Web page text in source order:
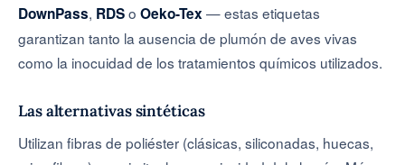
DownPass, RDSo Oeko-Tex — estas etiquetas
garantizan tanto la ausencia de plumón de aves vivas
como la inocuidad de los tratamientos químicos utilizados.
Las alternativas sintéticas
Utilizan fibras de poliéster (clásicas, siliconadas, huecas,